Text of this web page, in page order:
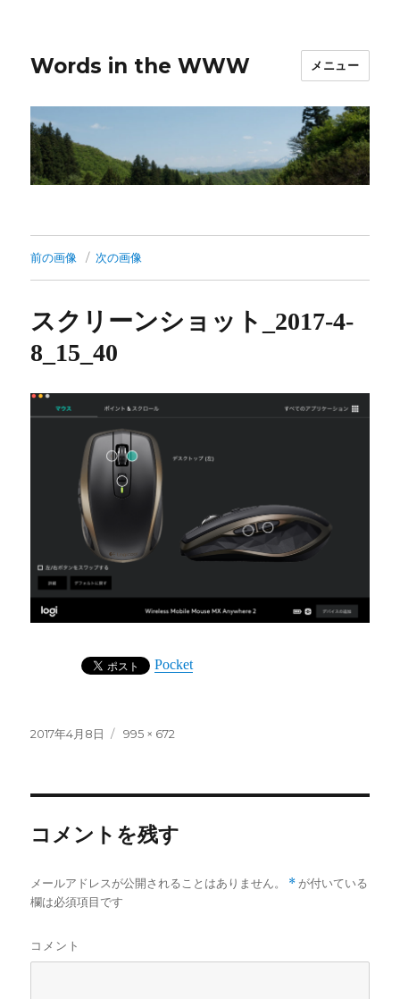
Words in the WWW メニュー
前の画像 次の画像
スクリーンショット_2017-4-
8_15_40
Pocket
投
2017年4月8日
フ
995 × 672
コメントを残す
メールアドレスが公開されることはありません。 * が付いている
欄は必須項目です
コメント